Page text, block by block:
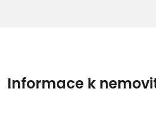
Informace k